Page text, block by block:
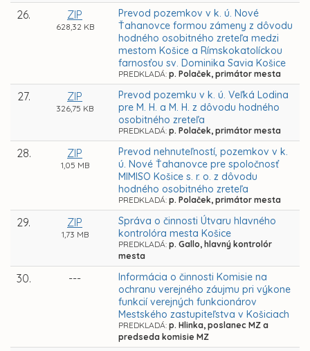
26. ZIP
628,32 KB
Prevod pozemkov v k. ú. Nové
Ťahanovce formou zámeny z dôvodu
hodného osobitného zreteľa medzi
mestom Košice a Rímskokatolíckou
farnosťou sv. Dominika Savia Košice
PREDKLADÁ: p. Polaček, primátor mesta
27. ZIP
326,75 KB
Prevod pozemku v k. ú. Veľká Lodina
pre M. H. a M. H. z dôvodu hodného
osobitného zreteľa
PREDKLADÁ: p. Polaček, primátor mesta
28. ZIP
1,05 MB
Prevod nehnuteľností, pozemkov v k.
ú. Nové Ťahanovce pre spoločnosť
MIMISO Košice s. r. o. z dôvodu
hodného osobitného zreteľa
PREDKLADÁ: p. Polaček, primátor mesta
29. ZIP
1,73 MB
Správa o činnosti Útvaru hlavného
kontrolóra mesta Košice
PREDKLADÁ: p. Gallo, hlavný kontrolór
mesta
30. ---
Informácia o činnosti Komisie na
ochranu verejného záujmu pri výkone
funkcií verejných funkcionárov
Mestského zastupiteľstva v Košiciach
PREDKLADÁ: p. Hlinka, poslanec MZ a
predseda komisie MZ